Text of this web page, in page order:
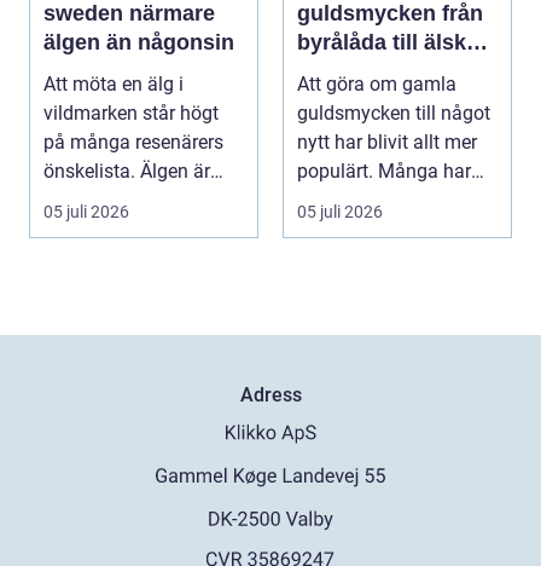
sweden närmare
älgen än någonsin
Att möta en älg i
vildmarken står högt
på många resenärers
önskelista. Älgen är
Skandinaviens ikonis...
05 juli 2026
guldsmycken från
byrålåda till älskad
favorit
Att göra om gamla
guldsmycken till något
nytt har blivit allt mer
populärt. Många har
ärvda ringar, ...
05 juli 2026
Adress